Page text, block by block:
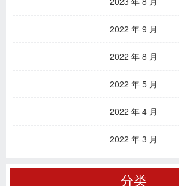
2022 年 9 月
2022 年 8 月
2022 年 5 月
2022 年 4 月
2022 年 3 月
分类